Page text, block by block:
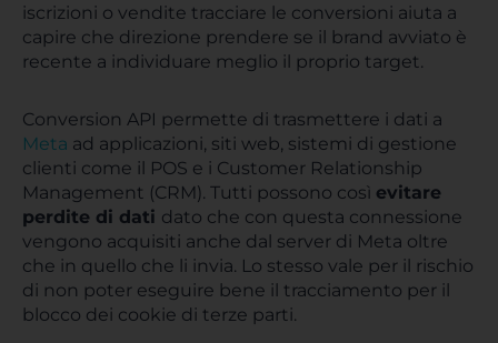
iscrizioni o vendite tracciare le conversioni aiuta a
capire che direzione prendere se il brand avviato è
recente a individuare meglio il proprio target.
Conversion API permette di trasmettere i dati a
Meta ad applicazioni, siti web, sistemi di gestione
clienti come il POS e i Customer Relationship
Management (CRM). Tutti possono così evitare
perdite di dati dato che con questa connessione
vengono acquisiti anche dal server di Meta oltre
che in quello che li invia. Lo stesso vale per il rischio
di non poter eseguire bene il tracciamento per il
blocco dei cookie di terze parti.